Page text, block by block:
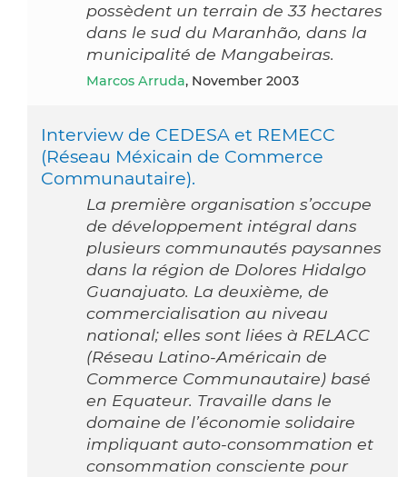
possèdent un terrain de 33 hectares
dans le sud du Maranhão, dans la
municipalité de Mangabeiras.
Marcos Arruda, November 2003
Interview de CEDESA et REMECC
(Réseau Méxicain de Commerce
Communautaire).
La première organisation s’occupe
de développement intégral dans
plusieurs communautés paysannes
dans la région de Dolores Hidalgo
Guanajuato. La deuxième, de
commercialisation au niveau
national; elles sont liées à RELACC
(Réseau Latino-Américain de
Commerce Communautaire) basé
en Equateur. Travaille dans le
domaine de l’économie solidaire
impliquant auto-consommation et
consommation consciente pour